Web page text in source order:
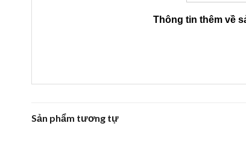
Thông tin thêm về
Sản phẩm tương tự